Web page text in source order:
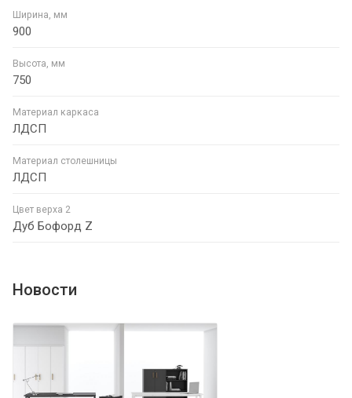
Ширина, мм
900
Высота, мм
750
Материал каркаса
ЛДСП
Материал столешницы
ЛДСП
Цвет верха 2
Дуб Бофорд Z
Новости